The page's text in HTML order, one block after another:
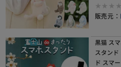
販売元：
黒猫 ス
スタン
ド スマ